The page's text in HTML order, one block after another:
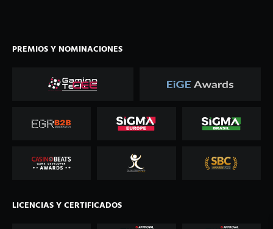
PREMIOS Y NOMINACIONES
LICENCIAS Y CERTIFICADOS